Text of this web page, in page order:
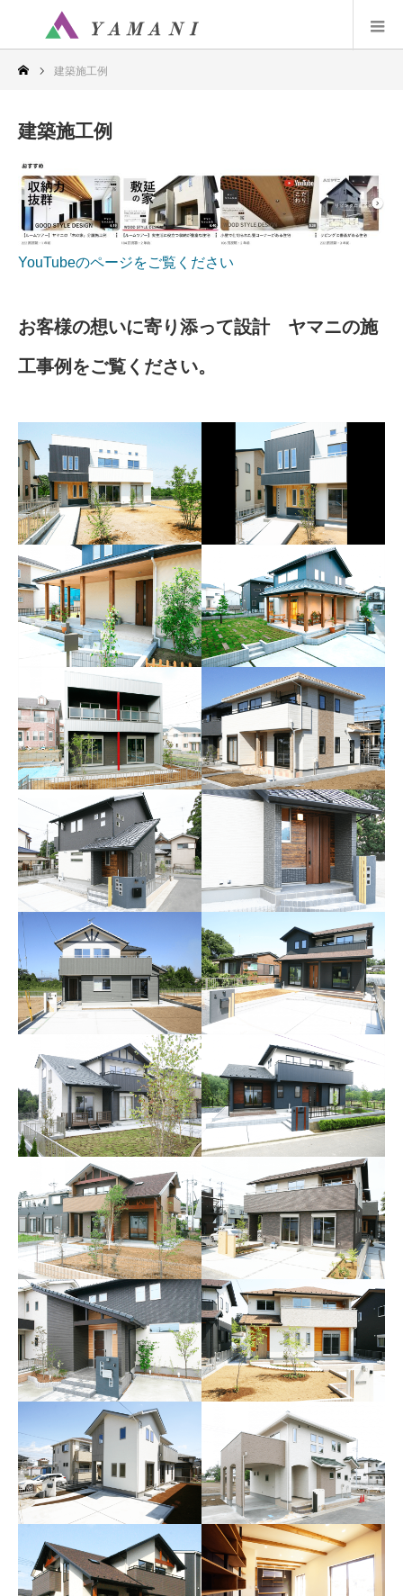
建築施工例
建築施工例
YouTubeのページをご覧ください
お客様の想いに寄り添って設計 ヤマニの施
工事例をご覧ください。